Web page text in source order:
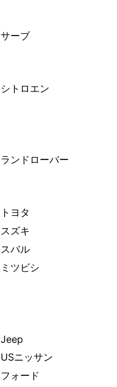
サーブ
シトロエン
ランドローバー
トヨタ
スズキ
スバル
ミツビシ
Jeep
USニッサン
フォード